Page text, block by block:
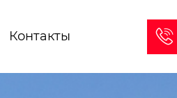
Контакты 